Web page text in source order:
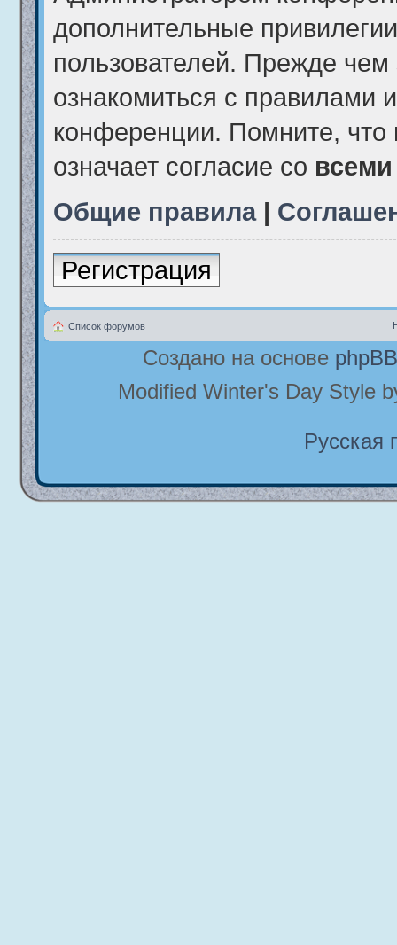
дополнительные
пользователей. Прежде чем
ознакомиться с правилами
конференции. Помните,
означает согласие со всеми
Общие правила|
Регистрация
Список форумов
Создано на основе phpBB
Modified Winter's Day Style
Русская